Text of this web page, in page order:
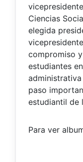
Ciencias
elegida
compromiso
estudiantes
paso
estudiantil de
Para ver